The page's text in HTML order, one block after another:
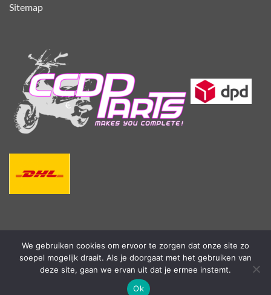
Sitemap
CCD Parts | Webshop by:
We gebruiken cookies om ervoor te zorgen dat onze site zo
soepel mogelijk draait. Als je doorgaat met het gebruiken van
deze site, gaan we ervan uit dat je ermee instemt.
Ok